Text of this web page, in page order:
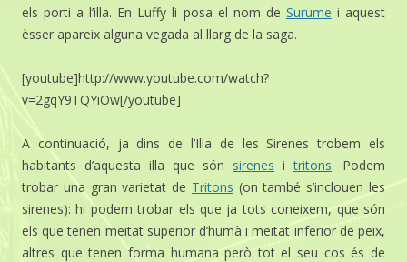
els porti a l’illa. En Luffy li posa el nom de Surume i aquest
èsser apareix alguna vegada al llarg de la saga.
[youtube]http://www.youtube.com/watch?
v=2gqY9TQYiOw[/youtube]
A continuació, ja dins de l’Illa de les Sirenes trobem els
habitants d’aquesta illa que són sirenes itritons. Podem
trobar una gran varietat de Tritons (on també s’inclouen les
sirenes): hi podem trobar els que ja tots coneixem, que són
els que tenen meitat superior d’humà i meitat inferior de peix,
altres que tenen forma humana però tot el seu cos és de